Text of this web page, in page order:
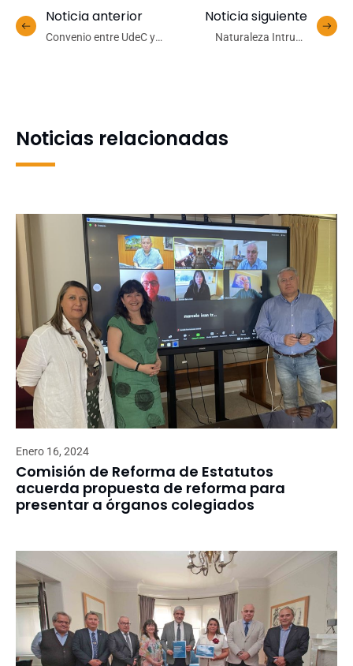
Noticia anterior
Convenio entre UdeC y
Noticia siguiente
Naturaleza Intrusa
Noticias relacionadas
Enero 16, 2024
Comisión de Reforma de Estatutos
acuerda propuesta de reforma para
presentar a órganos colegiados